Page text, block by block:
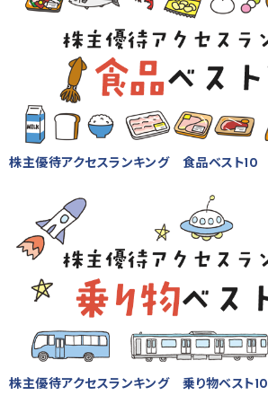
株主優待アクセスランキング 食品ベスト10
株主優待アクセスランキング 乗り物ベスト10